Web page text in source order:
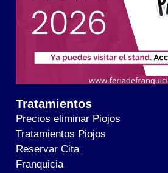
Tratamientos
Precios eliminar Piojos
Tratamientos Piojos
Reservar Cita
Franquicia